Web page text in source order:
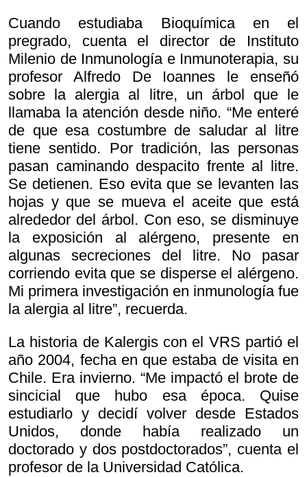
Cuando estudiaba Bioquímica en el
pregrado, cuenta el director de Instituto
Milenio de Inmunología e Inmunoterapia, su
profesor Alfredo De Ioannes le enseñó
sobre la alergia al litre, un árbol que le
llamaba la atención desde niño. “Me enteré
de que esa costumbre de saludar al litre
tiene sentido. Por tradición, las personas
pasan caminando despacito frente al litre.
Se detienen. Eso evita que se levanten las
hojas y que se mueva el aceite que está
alrededor del árbol. Con eso, se disminuye
la exposición al alérgeno, presente en
algunas secreciones del litre. No pasar
corriendo evita que se disperse el alérgeno.
Mi primera investigación en inmunología fue
la alergia al litre”, recuerda.
La historia de Kalergis con el VRS partió el
año 2004, fecha en que estaba de visita en
Chile. Era invierno. “Me impactó el brote de
sincicial que hubo esa época. Quise
estudiarlo y decidí volver desde Estados
Unidos, donde había realizado un
doctorado y dos postdoctorados”, cuenta el
profesor de la Universidad Católica.